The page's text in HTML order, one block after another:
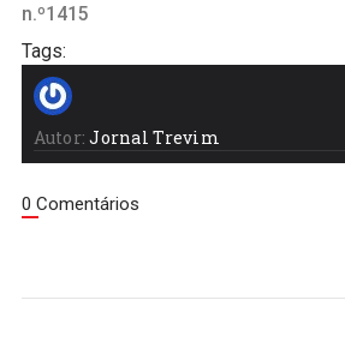
n.º1415
Tags:
Autor: Jornal Trevim
0 Comentários